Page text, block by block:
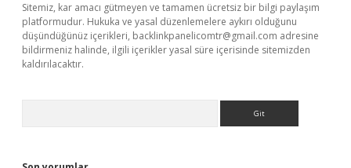
Sitemiz, kar amacı gütmeyen ve tamamen ücretsiz bir bilgi paylaşım
platformudur. Hukuka ve yasal düzenlemelere aykırı olduğunu
düşündüğünüz içerikleri, backlinkpanelicomtr@gmail.com adresine
bildirmeniz halinde, ilgili içerikler yasal süre içerisinde sitemizden
kaldırılacaktır.